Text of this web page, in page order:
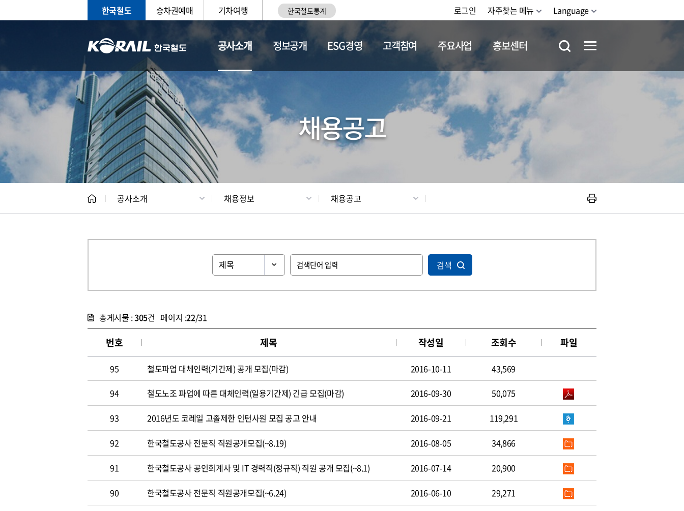
한국철도 승차권예매 기차여행 한국철도통계 로그인 자주찾는 메뉴 Language
공사소개
CEO 일반현황 채용정보
정보공개 ESG경영 고객참여 주요사업 홍보센터
채용공고
공사소개 채용정보 채용공고
검색
총게시물 :305건 페이지 :22/31
번호 제목 작성일 조회수 파일
95 철도파업 대체인력(기간제) 공개 모집(마감) 2016-10-11
43,569
94
철도노조 파업에 따른 대체인력(일용기간제) 긴급 모집(마감) 2016-09-30 50,075
93 2016년도 코레일 고졸제한 인턴사원 모집 공고 안내 2016-09-21 119,291
92 한국철도공사 전문직 직원공개모집(~8.19) 2016-08-05 34,866
91 한국철도공사 공인회계사 및 IT 경력직(정규직) 직원 공개 모집(~8.1) 2016-07-14 20,900
90 한국철도공사 전문직 직원공개모집(~6.24) 2016-06-10 29,271